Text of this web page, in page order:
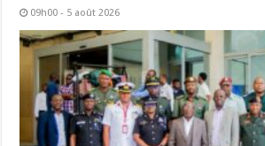
09h00 - 5 août 2026